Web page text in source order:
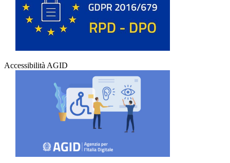
Accessibilità AGID